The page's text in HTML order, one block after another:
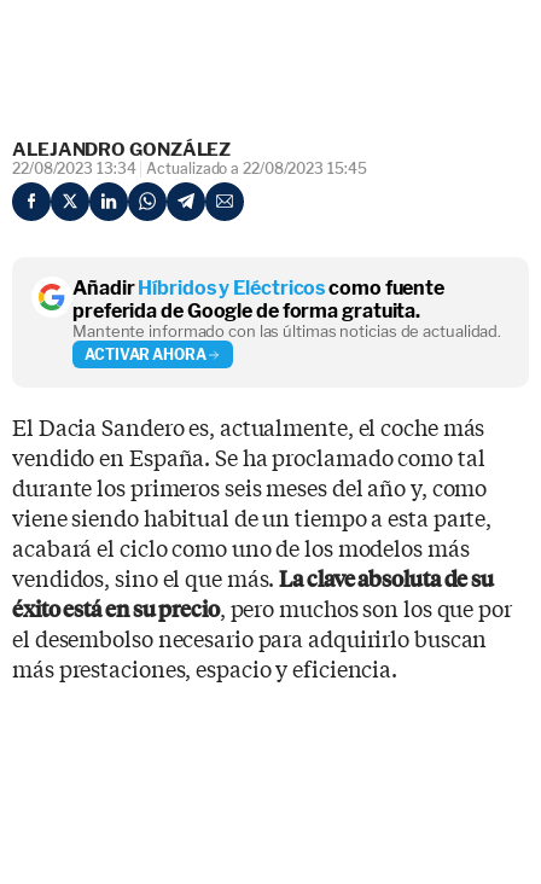
ALEJANDRO GONZÁLEZ
22/08/2023 13:34 Actualizado a 22/08/2023 15:45
AñadirHíbridos y Eléctricoscomo fuente
preferida de Google de forma gratuita.
Mantente informado con las últimas noticias de actualidad.
ACTIVAR AHORA
El Dacia Sandero es, actualmente, el coche más
vendido en España. Se ha proclamado como tal
durante los primeros seis meses del año y, como
viene siendo habitual de un tiempo a esta parte,
acabará el ciclo como uno de los modelos más
vendidos, sino el que más.La clave absoluta de su
éxito está en su precio, pero muchos son los que por
el desembolso necesario para adquirirlo buscan
más prestaciones, espacio y eficiencia.